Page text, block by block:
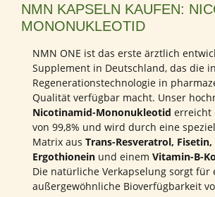
NMN KAPSELN KAUFEN:
MONONUKLEOTID
NMN ONE ist das erste ärztlich
Supplement in Deutschland, das die
Regenerationstechnologie in
Qualität verfügbar macht. Unser
Nicotinamid-Mononukleotid erreicht
von 99,8% und wird durch eine
Matrix aus Trans-Resveratrol, Fisetin,
Ergothionein und einem Vitamin-B-
Die natürliche Verkapselung sorgt für
außergewöhnliche Bioverfügbarkeit